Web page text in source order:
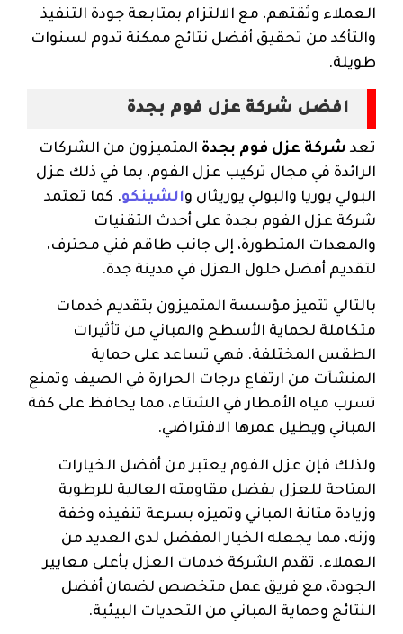
العملاء وثقتهم، مع الالتزام بمتابعة جودة التنفيذ
والتأكد من تحقيق أفضل نتائج ممكنة تدوم لسنوات
طويلة.
افضل شركة عزل فوم بجدة
تعد شركة عزل فوم بجدة المتميزون من الشركات
الرائدة في مجال تركيب عزل الفوم، بما في ذلك عزل
البولي يوريا والبولي يوريثان والشينكو. كما تعتمد
شركة عزل الفوم بجدة على أحدث التقنيات
والمعدات المتطورة، إلى جانب طاقم فني محترف،
لتقديم أفضل حلول العزل في مدينة جدة.
بالتالي تتميز مؤسسة المتميزون بتقديم خدمات
متكاملة لحماية الأسطح والمباني من تأثيرات
الطقس المختلفة. فهي تساعد على حماية
المنشآت من ارتفاع درجات الحرارة في الصيف وتمنع
تسرب مياه الأمطار في الشتاء، مما يحافظ على كفة
المباني ويطيل عمرها الافتراضي.
ولذلك فإن عزل الفوم يعتبر من أفضل الخيارات
المتاحة للعزل بفضل مقاومته العالية للرطوبة
وزيادة متانة المباني وتميزه بسرعة تنفيذه وخفة
وزنه، مما يجعله الخيار المفضل لدى العديد من
العملاء. تقدم الشركة خدمات العزل بأعلى معايير
الجودة، مع فريق عمل متخصص لضمان أفضل
النتائج وحماية المباني من التحديات البيئية.